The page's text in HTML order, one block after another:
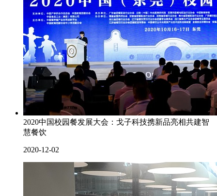
2020中国校园餐发展大会：戈子科技携新品亮相共建智
慧餐饮
2020-12-02